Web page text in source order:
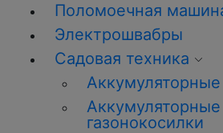
Поломоечная
Электрошвабры
Садовая техника
Аккумуляторные
газонокосилки